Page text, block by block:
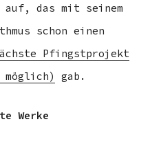
das mit seinem
schon einen
Pfingstprojekt
möglich)
gab.
Werke